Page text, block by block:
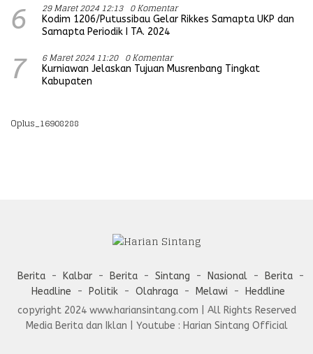
6 29 Maret 2024 12:13 0 Komentar
Kodim 1206/Putussibau Gelar Rikkes Samapta UKP dan
Samapta Periodik I TA. 2024
7 6 Maret 2024 11:20 0 Komentar
Kurniawan Jelaskan Tujuan Musrenbang Tingkat
Kabupaten
Oplus_16908288
Berita Kalbar Berita Sintang Nasional
Berita
Headline
Politik Olahraga Melawi
Heddline
copyright 2024 www.hariansintang.com | All Rights Reserved
Media Berita dan Iklan | Youtube : Harian Sintang Official